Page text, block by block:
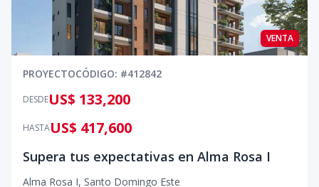
VENTA
PROYECTOCÓDIGO: #412842
DESDEUS$ 133,200
HASTAUS$ 417,600
Supera tus expectativas en Alma Rosa I
Alma Rosa I, Santo Domingo Este